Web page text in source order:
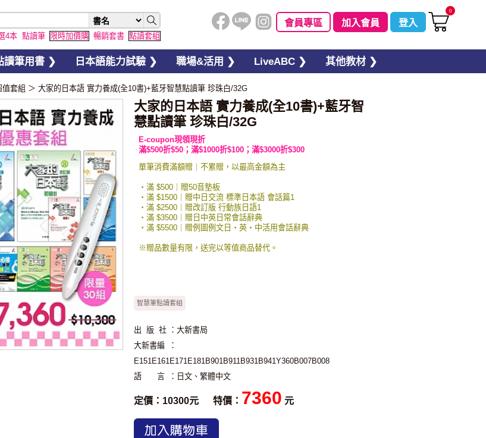
4本 點讀筆 限時加價購 暢銷套書 點讀套組
會員專區 加入會員 登入
0
讀筆用書 ❯ 日本語能力試驗 ❯ 職場&活用 ❯ LiveABC ❯ 其他教材 ❯
值套組 ＞ 大家的日本語 實力養成(全10書)+藍牙智慧點讀筆 珍珠白/32G
大家的日本語 實力養成(全10書)+藍牙智
慧點讀筆 珍珠白/32G
E-coupon現領現折
滿$500折$50；滿$1000折$100；滿$3000折$300
單筆消費滿額贈｜不累贈，以最高金額為主
・滿 $500｜贈50音墊板
・滿 $1500｜贈中日交流 標準日本語 會話篇1
・滿 $2500｜贈改訂版 行動族日語1
・滿 $3500｜贈日中英日常會話辭典
・滿 $5500｜贈例圖例文日・英・中活用會話辭典
※贈品數量有限，送完以等值商品替代。
智慧筆點讀套組
出 版 社 ：大新書局
大新書編
：
E151E161E171E181B901B911B931B941Y360B007B008
語 言
：日文、繁體中文
定價：10300元 特價： 7360 元